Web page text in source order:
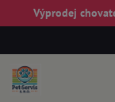
Výprodej